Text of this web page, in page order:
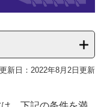
更新日：2022年8月2日更新